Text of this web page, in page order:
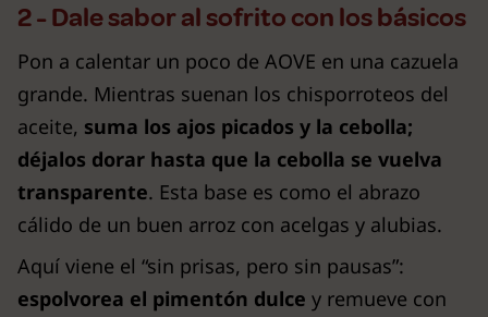
2 - Dale sabor al sofrito con los básicos
Pon a calentar un poco de AOVE en una cazuela
grande. Mientras suenan los chisporroteos del
aceite, suma los ajos picados y la cebolla;
déjalos dorar hasta que la cebolla se vuelva
transparente. Esta base es como el abrazo
cálido de un buen arroz con acelgas y alubias.
Aquí viene el “sin prisas, pero sin pausas”:
espolvorea el pimentón dulce y remueve con